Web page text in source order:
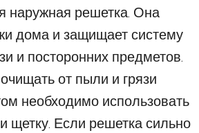
наружная решетка. Она
дома и защищает систему
и посторонних предметов.
от пыли и грязи
необходимо использовать
щетку. Если решетка сильно